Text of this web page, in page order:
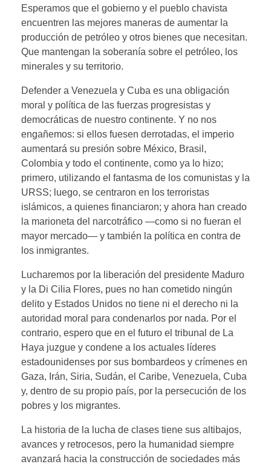
Esperamos que el gobierno y el pueblo chavista
encuentren las mejores maneras de aumentar la
producción de petróleo y otros bienes que necesitan.
Que mantengan la soberanía sobre el petróleo, los
minerales y su territorio.
Defender a Venezuela y Cuba es una obligación
moral y política de las fuerzas progresistas y
democráticas de nuestro continente. Y no nos
engañemos: si ellos fuesen derrotadas, el imperio
aumentará su presión sobre México, Brasil,
Colombia y todo el continente, como ya lo hizo;
primero, utilizando el fantasma de los comunistas y la
URSS; luego, se centraron en los terroristas
islámicos, a quienes financiaron; y ahora han creado
la marioneta del narcotráfico —como si no fueran el
mayor mercado— y también la política en contra de
los inmigrantes.
Lucharemos por la liberación del presidente Maduro
y la Di Cilia Flores, pues no han cometido ningún
delito y Estados Unidos no tiene ni el derecho ni la
autoridad moral para condenarlos por nada. Por el
contrario, espero que en el futuro el tribunal de La
Haya juzgue y condene a los actuales líderes
estadounidenses por sus bombardeos y crímenes en
Gaza, Irán, Siria, Sudán, el Caribe, Venezuela, Cuba
y, dentro de su propio país, por la persecución de los
pobres y los migrantes.
La historia de la lucha de clases tiene sus altibajos,
avances y retrocesos, pero la humanidad siempre
avanzará hacia la construcción de sociedades más